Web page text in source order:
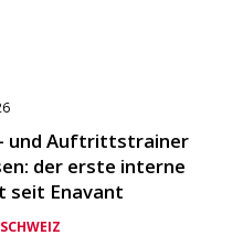
und Auftrittstrainer
der erste interne
seit Enavant